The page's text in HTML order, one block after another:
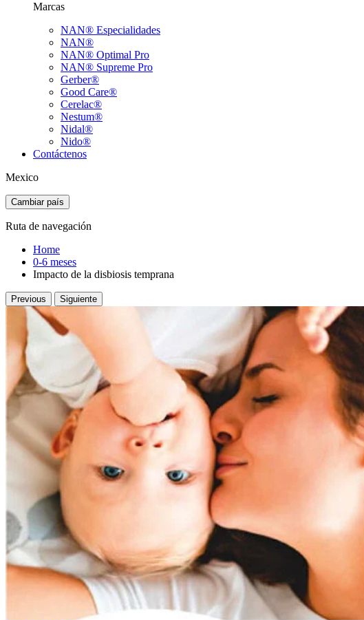
Marcas
NAN® Especialidades
NAN®
NAN® Optimal Pro
NAN® Supreme Pro
Gerber®
Good Care®
Cerelac®
Nestum®
Nidal®
Nido®
Contáctenos
Mexico
Cambiar país
Ruta de navegación
Home
0-6 meses
Impacto de la disbiosis temprana
Previous Siguiente